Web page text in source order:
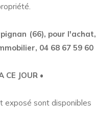
(66), pour l'achat,
04 68 67 59 60
CE JOUR •
exposé sont disponibles